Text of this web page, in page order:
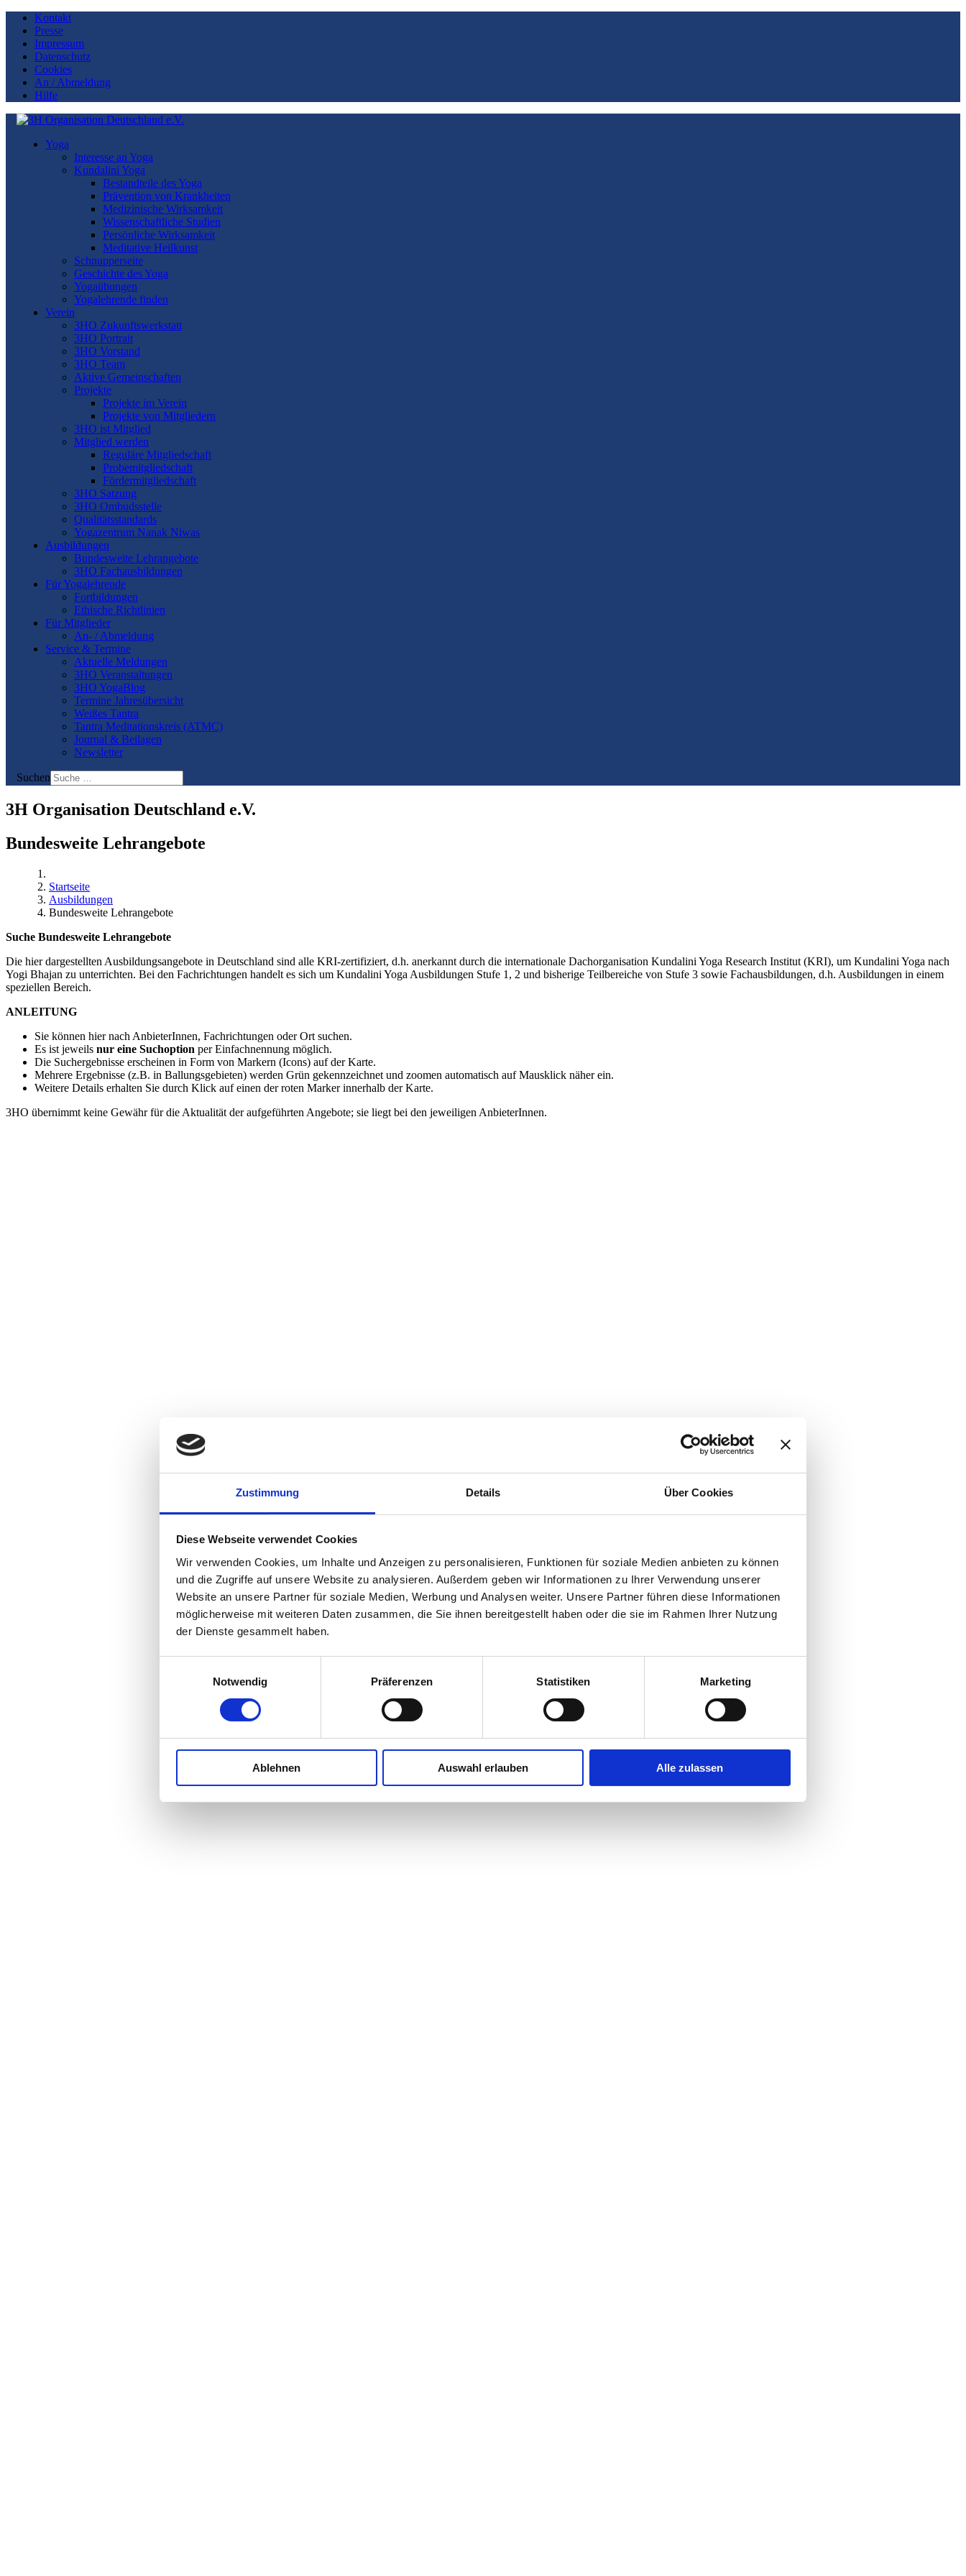
Zustimmung Details Über Cookies
Diese Webseite verwendet Cookies
Wir verwenden Cookies, um Inhalte und Anzeigen zu personalisieren, Funktionen für soziale Medien anbieten zu können
und die Zugriffe auf unsere Website zu analysieren. Außerdem geben wir Informationen zu Ihrer Verwendung unserer
Website an unsere Partner für soziale Medien, Werbung und Analysen weiter. Unsere Partner führen diese Informationen
möglicherweise mit weiteren Daten zusammen, die Sie ihnen bereitgestellt haben oder die sie im Rahmen Ihrer Nutzung
der Dienste gesammelt haben.
Notwendig
Präferenzen Statistiken Marketing
Ablehnen Auswahl erlauben Alle zulassen
Kontakt
Presse
Impressum
Datenschutz
Cookies
An / Abmeldung
Hilfe
Yoga
Interesse an Yoga
Kundalini Yoga
Bestandteile des Yoga
Prävention von Krankheiten
Medizinische Wirksamkeit
Wissenschaftliche Studien
Persönliche Wirksamkeit
Meditative Heilkunst
Schnupperseite
Geschichte des Yoga
Yogaübungen
Yogalehrende finden
Verein
3HO Zukunftswerkstatt
3HO Portrait
3HO Vorstand
3HO Team
Aktive Gemeinschaften
Projekte
Projekte im Verein
Projekte von Mitgliedern
3HO ist Mitglied
Mitglied werden
Reguläre Mitgliedschaft
Probemitgliedschaft
Fördermitgliedschaft
3HO Satzung
3HO Ombudsstelle
Qualitätsstandards
Yogazentrum Nanak Niwas
Ausbildungen
Bundesweite Lehrangebote
3HO Fachausbildungen
Für Yogalehrende
Fortbildungen
Ethische Richtlinien
Für Mitglieder
An- / Abmeldung
Service & Termine
Aktuelle Meldungen
3HO Veranstaltungen
3HO YogaBlog
Termine Jahresübersicht
Weißes Tantra
Tantra Meditationskreis (ATMC)
Journal & Beilagen
Newsletter
Suchen
3H Organisation Deutschland e.V.
Bundesweite Lehrangebote
Startseite
Ausbildungen
Bundesweite Lehrangebote
Suche Bundesweite Lehrangebote
Die hier dargestellten Ausbildungsangebote in Deutschland sind alle KRI-zertifiziert, d.h. anerkannt durch die internationale Dachorganisation Kundalini Yoga Research Institut (KRI), um Kundalini Yoga nach
Yogi Bhajan zu unterrichten. Bei den Fachrichtungen handelt es sich um Kundalini Yoga Ausbildungen Stufe 1, 2 und bisherige Teilbereiche von Stufe 3 sowie Fachausbildungen, d.h. Ausbildungen in einem
speziellen Bereich.
ANLEITUNG
Sie können hier nach AnbieterInnen, Fachrichtungen oder Ort suchen.
Es ist jeweils nur eine Suchoption per Einfachnennung möglich.
Die Suchergebnisse erscheinen in Form von Markern (Icons) auf der Karte.
Mehrere Ergebnisse (z.B. in Ballungsgebieten) werden Grün gekennzeichnet und zoomen automatisch auf Mausklick näher ein.
Weitere Details erhalten Sie durch Klick auf einen der roten Marker innerhalb der Karte.
3HO übernimmt keine Gewähr für die Aktualität der aufgeführten Angebote; sie liegt bei den jeweiligen AnbieterInnen.